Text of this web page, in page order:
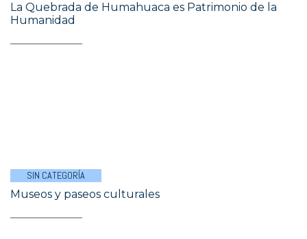
La Quebrada de Humahuaca es Patrimonio de la
Humanidad
SIN CATEGORÍA
Museos y paseos culturales